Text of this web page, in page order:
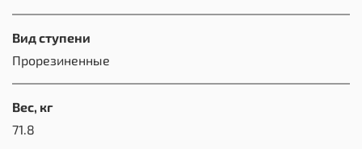
Вид ступени
Прорезиненные
Вес, кг
71.8